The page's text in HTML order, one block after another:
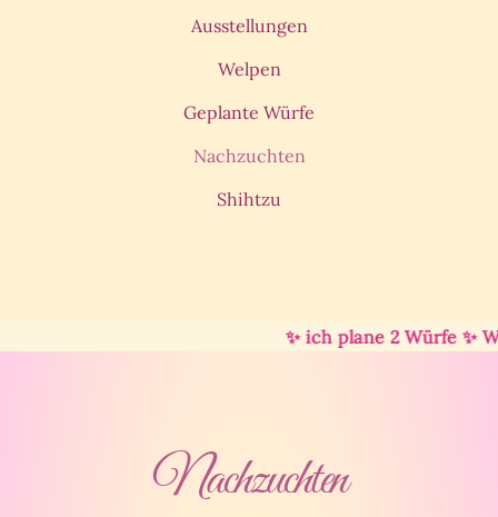
Ausstellungen
Welpen
Geplante Würfe
Nachzuchten
Shihtzu
✨ ich plane 2 Würfe ✨
Nachzuchten